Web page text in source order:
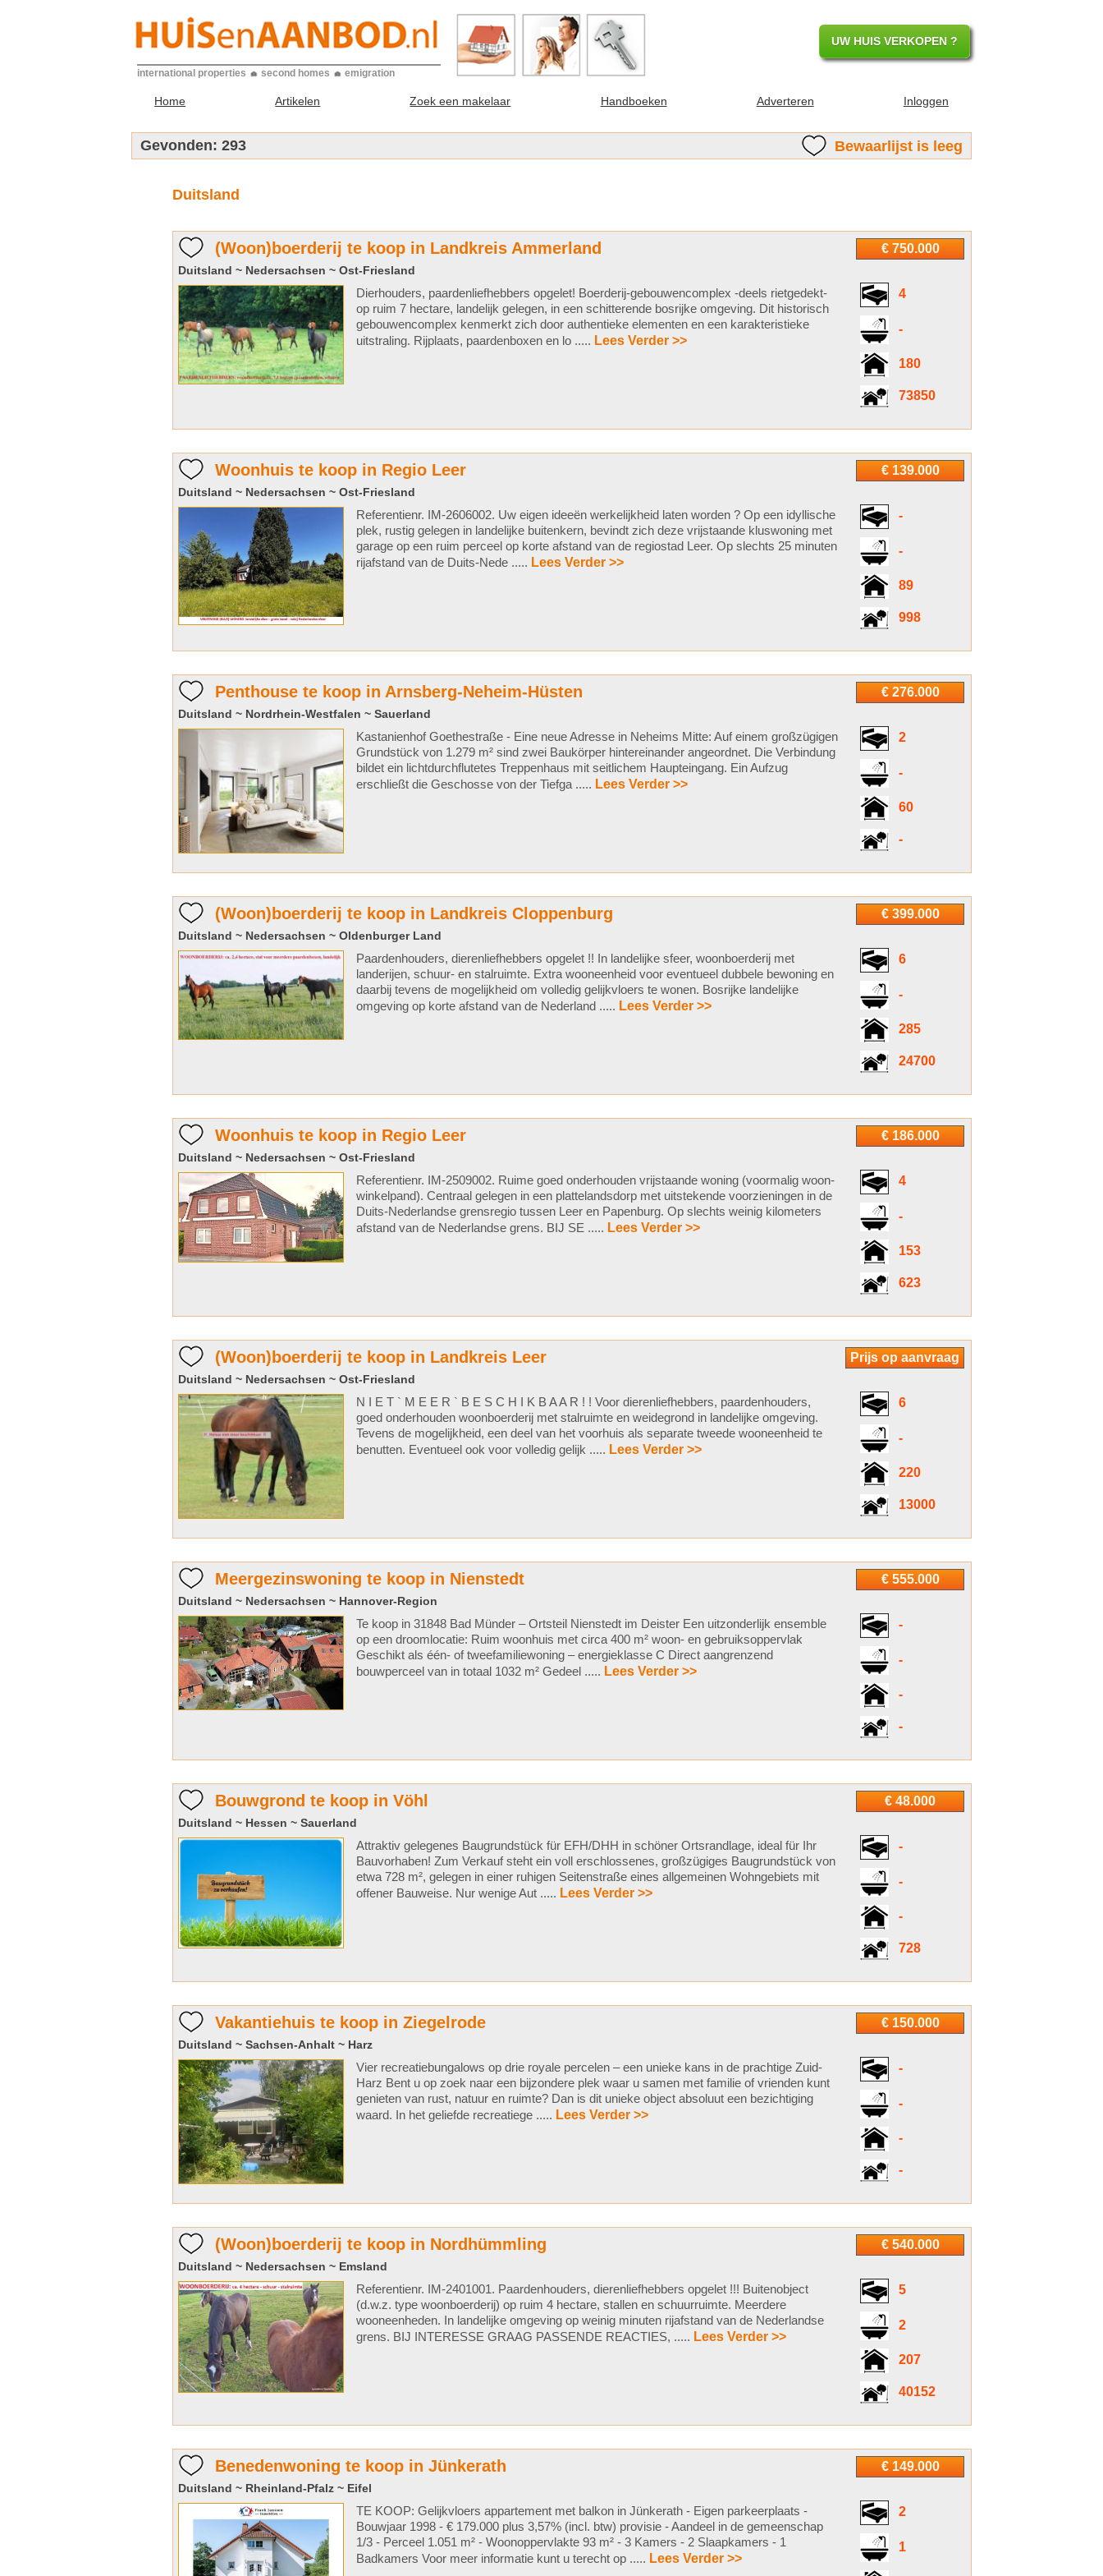
international properties second homes emigration
UW HUIS VERKOPEN ?
Home Artikelen Zoek een makelaar Handboeken Adverteren Inloggen
Gevonden: 293 Bewaarlijst is leeg
Duitsland
€ 750.000
(Woon)boerderij te koop in Landkreis Ammerland
Duitsland ~ Nedersachsen ~ Ost-Friesland
4
-
180
73850
Dierhouders, paardenliefhebbers opgelet! Boerderij-gebouwencomplex -deels rietgedekt-
op ruim 7 hectare, landelijk gelegen, in een schitterende bosrijke omgeving. Dit historisch
gebouwencomplex kenmerkt zich door authentieke elementen en een karakteristieke
uitstraling. Rijplaats, paardenboxen en lo ..... Lees Verder >>
€ 139.000
Woonhuis te koop in Regio Leer
Duitsland ~ Nedersachsen ~ Ost-Friesland
-
-
89
998
Referentienr. IM-2606002. Uw eigen ideeën werkelijkheid laten worden ? Op een idyllische
plek, rustig gelegen in landelijke buitenkern, bevindt zich deze vrijstaande kluswoning met
garage op een ruim perceel op korte afstand van de regiostad Leer. Op slechts 25 minuten
rijafstand van de Duits-Nede ..... Lees Verder >>
€ 276.000
Penthouse te koop in Arnsberg-Neheim-Hüsten
Duitsland ~ Nordrhein-Westfalen ~ Sauerland
2
-
60
-
Kastanienhof Goethestraße - Eine neue Adresse in Neheims Mitte: Auf einem großzügigen
Grundstück von 1.279 m² sind zwei Baukörper hintereinander angeordnet. Die Verbindung
bildet ein lichtdurchflutetes Treppenhaus mit seitlichem Haupteingang. Ein Aufzug
erschließt die Geschosse von der Tiefga ..... Lees Verder >>
€ 399.000
(Woon)boerderij te koop in Landkreis Cloppenburg
Duitsland ~ Nedersachsen ~ Oldenburger Land
6
-
285
24700
Paardenhouders, dierenliefhebbers opgelet !! In landelijke sfeer, woonboerderij met
landerijen, schuur- en stalruimte. Extra wooneenheid voor eventueel dubbele bewoning en
daarbij tevens de mogelijkheid om volledig gelijkvloers te wonen. Bosrijke landelijke
omgeving op korte afstand van de Nederland ..... Lees Verder >>
€ 186.000
Woonhuis te koop in Regio Leer
Duitsland ~ Nedersachsen ~ Ost-Friesland
4
-
153
623
Referentienr. IM-2509002. Ruime goed onderhouden vrijstaande woning (voormalig woon-
winkelpand). Centraal gelegen in een plattelandsdorp met uitstekende voorzieningen in de
Duits-Nederlandse grensregio tussen Leer en Papenburg. Op slechts weinig kilometers
afstand van de Nederlandse grens. BIJ SE ..... Lees Verder >>
Prijs op aanvraag
(Woon)boerderij te koop in Landkreis Leer
Duitsland ~ Nedersachsen ~ Ost-Friesland
6
-
220
13000
N I E T ` M E E R ` B E S C H I K B A A R ! ! Voor dierenliefhebbers, paardenhouders,
goed onderhouden woonboerderij met stalruimte en weidegrond in landelijke omgeving.
Tevens de mogelijkheid, een deel van het voorhuis als separate tweede wooneenheid te
benutten. Eventueel ook voor volledig gelijk ..... Lees Verder >>
€ 555.000
Meergezinswoning te koop in Nienstedt
Duitsland ~ Nedersachsen ~ Hannover-Region
-
-
-
-
Te koop in 31848 Bad Münder – Ortsteil Nienstedt im Deister Een uitzonderlijk ensemble
op een droomlocatie: Ruim woonhuis met circa 400 m² woon- en gebruiksoppervlak
Geschikt als één- of tweefamiliewoning – energieklasse C Direct aangrenzend
bouwperceel van in totaal 1032 m² Gedeel ..... Lees Verder >>
€ 48.000
Bouwgrond te koop in Vöhl
Duitsland ~ Hessen ~ Sauerland
-
-
-
728
Attraktiv gelegenes Baugrundstück für EFH/DHH in schöner Ortsrandlage, ideal für Ihr
Bauvorhaben! Zum Verkauf steht ein voll erschlossenes, großzügiges Baugrundstück von
etwa 728 m², gelegen in einer ruhigen Seitenstraße eines allgemeinen Wohngebiets mit
offener Bauweise. Nur wenige Aut ..... Lees Verder >>
€ 150.000
Vakantiehuis te koop in Ziegelrode
Duitsland ~ Sachsen-Anhalt ~ Harz
-
-
-
-
Vier recreatiebungalows op drie royale percelen – een unieke kans in de prachtige Zuid-
Harz Bent u op zoek naar een bijzondere plek waar u samen met familie of vrienden kunt
genieten van rust, natuur en ruimte? Dan is dit unieke object absoluut een bezichtiging
waard. In het geliefde recreatiege ..... Lees Verder >>
€ 540.000
(Woon)boerderij te koop in Nordhümmling
Duitsland ~ Nedersachsen ~ Emsland
5
2
207
40152
Referentienr. IM-2401001. Paardenhouders, dierenliefhebbers opgelet !!! Buitenobject
(d.w.z. type woonboerderij) op ruim 4 hectare, stallen en schuurruimte. Meerdere
wooneenheden. In landelijke omgeving op weinig minuten rijafstand van de Nederlandse
grens. BIJ INTERESSE GRAAG PASSENDE REACTIES, ..... Lees Verder >>
€ 149.000
Benedenwoning te koop in Jünkerath
Duitsland ~ Rheinland-Pfalz ~ Eifel
2
1
TE KOOP: Gelijkvloers appartement met balkon in Jünkerath - Eigen parkeerplaats -
Bouwjaar 1998 - € 179.000 plus 3,57% (incl. btw) provisie - Aandeel in de gemeenschap
1/3 - Perceel 1.051 m² - Woonoppervlakte 93 m² - 3 Kamers - 2 Slaapkamers - 1
Badkamers Voor meer informatie kunt u terecht op ..... Lees Verder >>